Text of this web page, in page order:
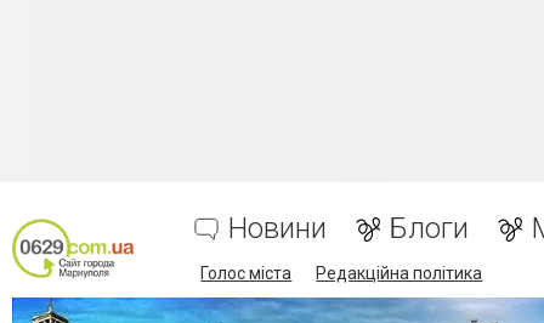
Новини Блоги
Голос міста Редакційна політика